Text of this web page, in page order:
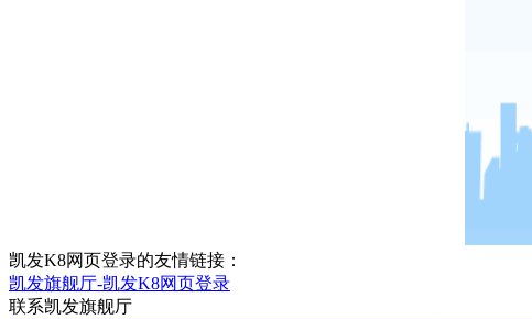
凯发K8网页登录的友情链接：
凯发旗舰厅-凯发K8网页登录
联系凯发旗舰厅